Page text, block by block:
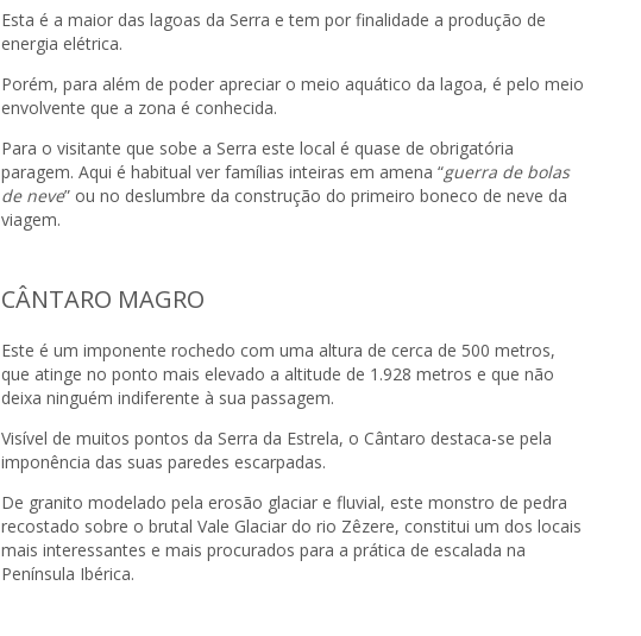
Esta é a maior das lagoas da Serra e tem por finalidade a produção de
energia elétrica.
Porém, para além de poder apreciar o meio aquático da lagoa, é pelo meio
envolvente que a zona é conhecida.
Para o visitante que sobe a Serra este local é quase de obrigatória
paragem. Aqui é habitual ver famílias inteiras em amena “guerra de bolas
de neve” ou no deslumbre da construção do primeiro boneco de neve da
viagem.
CÂNTARO MAGRO
Este é um imponente rochedo com uma altura de cerca de 500 metros,
que atinge no ponto mais elevado a altitude de 1.928 metros e que não
deixa ninguém indiferente à sua passagem.
Visível de muitos pontos da Serra da Estrela, o Cântaro destaca-se pela
imponência das suas paredes escarpadas.
De granito modelado pela erosão glaciar e fluvial, este monstro de pedra
recostado sobre o brutal Vale Glaciar do rio Zêzere, constitui um dos locais
mais interessantes e mais procurados para a prática de escalada na
Península Ibérica.